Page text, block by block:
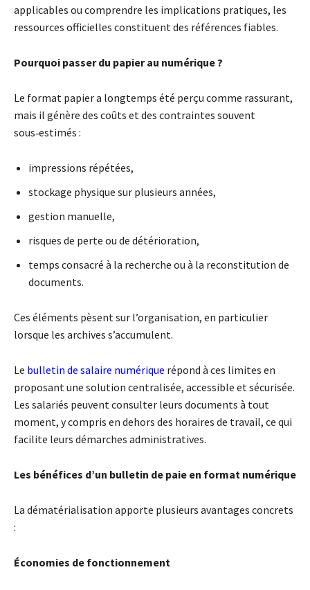
applicables ou comprendre les implications pratiques, les
ressources officielles constituent des références fiables.
Pourquoi passer du papier au numérique ?
Le format papier a longtemps été perçu comme rassurant,
mais il génère des coûts et des contraintes souvent
sous‑estimés :
impressions répétées,
stockage physique sur plusieurs années,
gestion manuelle,
risques de perte ou de détérioration,
temps consacré à la recherche ou à la reconstitution de
documents.
Ces éléments pèsent sur l’organisation, en particulier
lorsque les archives s’accumulent.
Le bulletin de salaire numérique répond à ces limites en
proposant une solution centralisée, accessible et sécurisée.
Les salariés peuvent consulter leurs documents à tout
moment, y compris en dehors des horaires de travail, ce qui
facilite leurs démarches administratives.
Les bénéfices d’un bulletin de paie en format numérique
La dématérialisation apporte plusieurs avantages concrets
:
Économies de fonctionnement